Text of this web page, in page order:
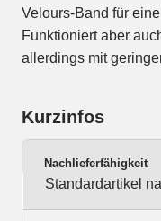
Velours-Band für
Funktioniert aber
allerdings mit
Kurzinfos
Nachlieferfähigkeit
Standardartikel